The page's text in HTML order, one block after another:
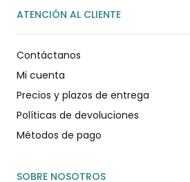
ATENCIÓN AL CLIENTE
Contáctanos
Mi cuenta
Precios y plazos de entrega
Políticas de devoluciones
Métodos de pago
SOBRE NOSOTROS